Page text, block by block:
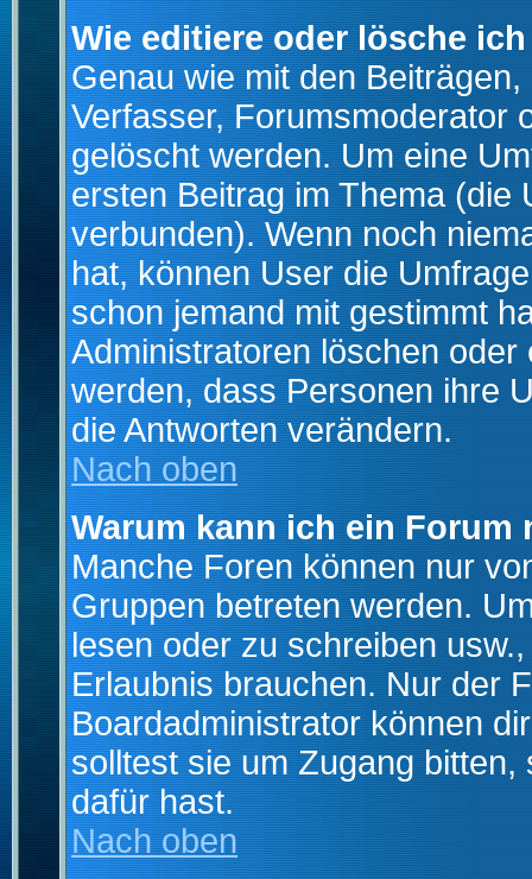
Wie editiere oder lösche
Genau wie mit den
Verfasser, Forumsmoderator
gelöscht werden. Um eine
ersten Beitrag im Thema (die
verbunden). Wenn noch
hat, können User die
schon jemand mit gestimmt
Administratoren löschen
werden, dass Personen ihre
die Antworten verändern.
Nach oben
Warum kann ich ein Forum
Manche Foren können nur
Gruppen betreten werden.
lesen oder zu schreiben
Erlaubnis brauchen. Nur der
Boardadministrator können
solltest sie um Zugang
dafür hast.
Nach oben